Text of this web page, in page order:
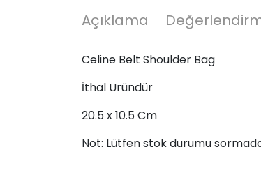
Açıklama
Celine Belt Shoulder Bag
İthal Üründür
20.5 x 10.5 Cm
Not: Lütfen stok durumu